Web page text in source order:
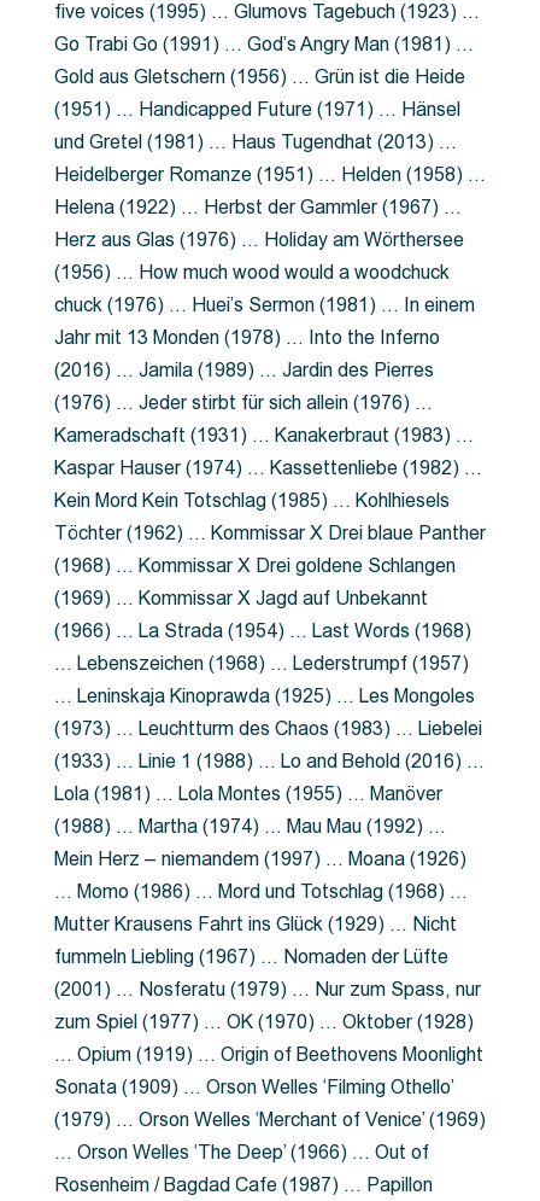
five voices (1995) … Glumovs Tagebuch (1923) …
Go Trabi Go (1991) … God’s Angry Man (1981) …
Gold aus Gletschern (1956) … Grün ist die Heide
(1951) … Handicapped Future (1971) … Hänsel
und Gretel (1981) … Haus Tugendhat (2013) …
Heidelberger Romanze (1951) … Helden (1958) …
Helena (1922) … Herbst der Gammler (1967) …
Herz aus Glas (1976) … Holiday am Wörthersee
(1956) … How much wood would a woodchuck
chuck (1976) … Huei’s Sermon (1981) … In einem
Jahr mit 13 Monden (1978) … Into the Inferno
(2016) … Jamila (1989) … Jardin des Pierres
(1976) … Jeder stirbt für sich allein (1976) …
Kameradschaft (1931) … Kanakerbraut (1983) …
Kaspar Hauser (1974) … Kassettenliebe (1982) …
Kein Mord Kein Totschlag (1985) … Kohlhiesels
Töchter (1962) … Kommissar X Drei blaue Panther
(1968) … Kommissar X Drei goldene Schlangen
(1969) … Kommissar X Jagd auf Unbekannt
(1966) … La Strada (1954) … Last Words (1968)
… Lebenszeichen (1968) … Lederstrumpf (1957)
… Leninskaja Kinoprawda (1925) … Les Mongoles
(1973) … Leuchtturm des Chaos (1983) … Liebelei
(1933) … Linie 1 (1988) … Lo and Behold (2016) …
Lola (1981) … Lola Montes (1955) … Manöver
(1988) … Martha (1974) … Mau Mau (1992) …
Mein Herz – niemandem (1997) … Moana (1926)
… Momo (1986) … Mord und Totschlag (1968) …
Mutter Krausens Fahrt ins Glück (1929) … Nicht
fummeln Liebling (1967) … Nomaden der Lüfte
(2001) … Nosferatu (1979) … Nur zum Spass, nur
zum Spiel (1977) … OK (1970) … Oktober (1928)
… Opium (1919) … Origin of Beethovens Moonlight
Sonata (1909) … Orson Welles ‘Filming Othello’
(1979) … Orson Welles ‘Merchant of Venice’ (1969)
… Orson Welles ‘The Deep’ (1966) … Out of
Rosenheim / Bagdad Cafe (1987) … Papillon